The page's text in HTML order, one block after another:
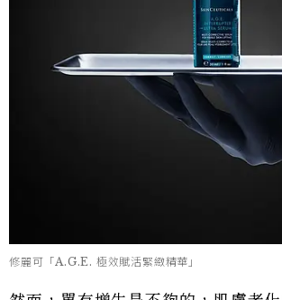
修麗可「A.G.E. 極效賦活緊緻精華」